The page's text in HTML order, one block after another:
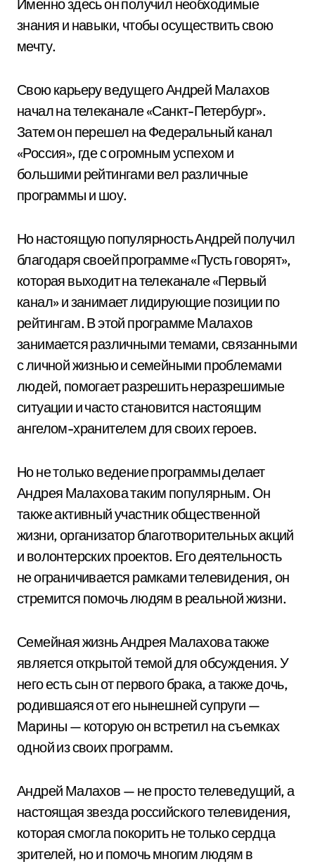
Именно здесь он получил необходимые
знания и навыки, чтобы осуществить свою
мечту.
Свою карьеру ведущего Андрей Малахов
начал на телеканале «Санкт-Петербург».
Затем он перешел на Федеральный канал
«Россия», где с огромным успехом и
большими рейтингами вел различные
программы и шоу.
Но настоящую популярность Андрей получил
благодаря своей программе «Пусть говорят»,
которая выходит на телеканале «Первый
канал» и занимает лидирующие позиции по
рейтингам. В этой программе Малахов
занимается различными темами, связанными
с личной жизнью и семейными проблемами
людей, помогает разрешить неразрешимые
ситуации и часто становится настоящим
ангелом-хранителем для своих героев.
Но не только ведение программы делает
Андрея Малахова таким популярным. Он
также активный участник общественной
жизни, организатор благотворительных акций
и волонтерских проектов. Его деятельность
не ограничивается рамками телевидения, он
стремится помочь людям в реальной жизни.
Семейная жизнь Андрея Малахова также
является открытой темой для обсуждения. У
него есть сын от первого брака, а также дочь,
родившаяся от его нынешней супруги —
Марины — которую он встретил на съемках
одной из своих программ.
Андрей Малахов — не просто телеведущий, а
настоящая звезда российского телевидения,
которая смогла покорить не только сердца
зрителей, но и помочь многим людям в